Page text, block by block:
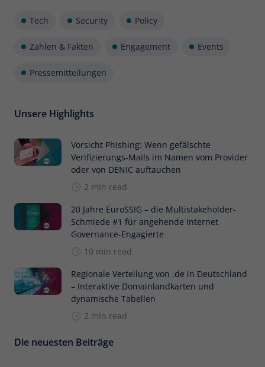
Tech Security Policy
Zahlen & Fakten Engagement Events
Pressemitteilungen
Unsere Highlights
Vorsicht Phishing: Wenn gefälschte
Verifizierungs-Mails im Namen vom Provider
oder von DENIC auftauchen
2 min read
20 Jahre EuroSSIG – die Multistakeholder-
Schmiede #1 für angehende Internet
Governance-Engagierte
10 min read
Regionale Verteilung von .de in Deutschland
– Interaktive Domainlandkarten und
dynamische Tabellen
2 min read
Die neuesten Beiträge